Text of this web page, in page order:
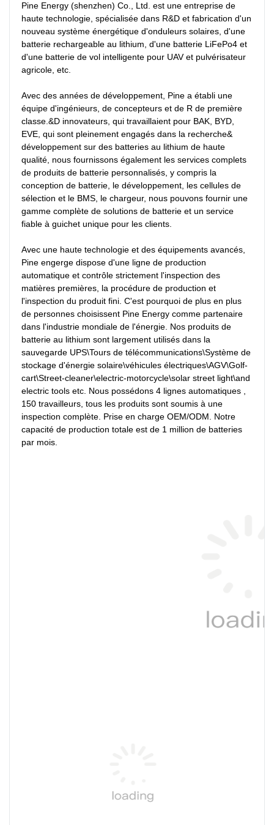
Pine Energy (shenzhen) Co., Ltd. est une entreprise de
haute technologie, spécialisée dans R&D et fabrication d'un
nouveau système énergétique d'onduleurs solaires, d'une
batterie rechargeable au lithium, d'une batterie LiFePo4 et
d'une batterie de vol intelligente pour UAV et pulvérisateur
agricole, etc.
Avec des années de développement, Pine a établi une
équipe d'ingénieurs, de concepteurs et de R de première
classe.&D innovateurs, qui travaillaient pour BAK, BYD,
EVE, qui sont pleinement engagés dans la recherche&
développement sur des batteries au lithium de haute
qualité, nous fournissons également les services complets
de produits de batterie personnalisés, y compris la
conception de batterie, le développement, les cellules de
sélection et le BMS, le chargeur, nous pouvons fournir une
gamme complète de solutions de batterie et un service
fiable à guichet unique pour les clients.
Avec une haute technologie et des équipements avancés,
Pine engerge dispose d'une ligne de production
automatique et contrôle strictement l'inspection des
matières premières, la procédure de production et
l'inspection du produit fini. C'est pourquoi de plus en plus
de personnes choisissent Pine Energy comme partenaire
dans l'industrie mondiale de l'énergie. Nos produits de
batterie au lithium sont largement utilisés dans la
sauvegarde UPS\Tours de télécommunications\Système de
stockage d'énergie solaire\véhicules électriques\AGV\Golf-
cart\Street-cleaner\electric-motorcycle\solar street light\and
electric tools etc. Nous possédons 4 lignes automatiques ,
150 travailleurs, tous les produits sont soumis à une
inspection complète. Prise en charge OEM/ODM. Notre
capacité de production totale est de 1 million de batteries
par mois.